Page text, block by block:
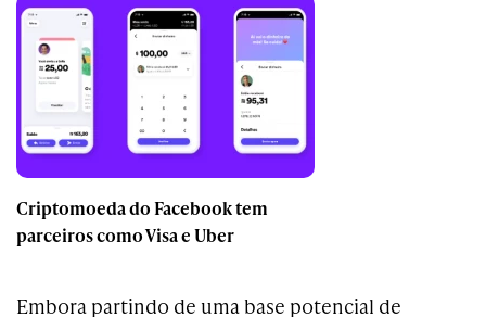
Criptomoeda do Facebook tem
parceiros como Visa e Uber
Embora partindo de uma base potencial de